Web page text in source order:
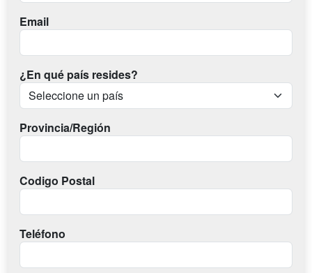
Email
¿En qué país resides?
Provincia/Región
Codigo Postal
Teléfono